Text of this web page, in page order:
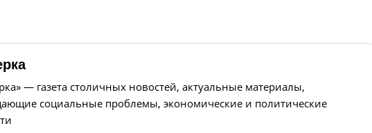
— газета столичных новостей, актуальные материалы,
социальные проблемы, экономические и политические